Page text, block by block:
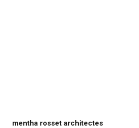
mentha rosset architectes